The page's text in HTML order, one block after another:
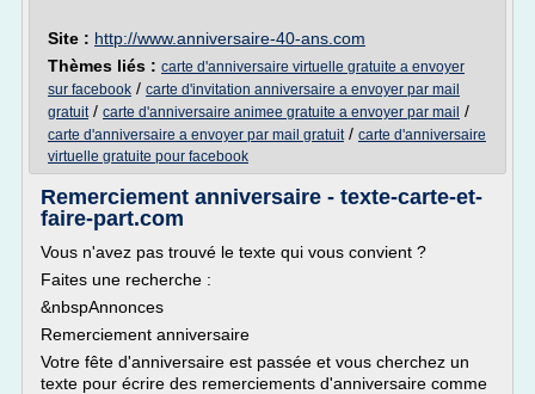
Site : http://www.anniversaire-40-ans.com
Thèmes liés : carte d'anniversaire virtuelle gratuite a envoyer
sur facebook / carte d'invitation anniversaire a envoyer par mail
gratuit/ carte d'anniversaire animee gratuite a envoyer par mail /
carte d'anniversaire a envoyer par mail gratuit/ carte d'anniversaire
virtuelle gratuite pour facebook
Remerciement anniversaire - texte-carte-et-
faire-part.com
Vous n'avez pas trouvé le texte qui vous convient ?
Faites une recherche :
&nbspAnnonces
Remerciement anniversaire
Votre fête d'anniversaire est passée et vous cherchez un
texte pour écrire des remerciements d'anniversaire comme